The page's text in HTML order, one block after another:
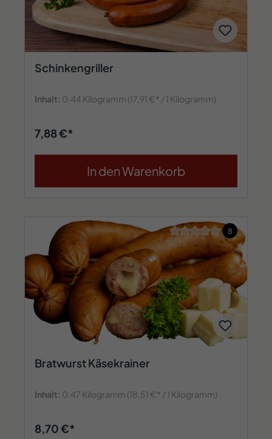
Schinkengriller
Inhalt: 0.44 Kilogramm (17,91 €* / 1 Kilogramm)
7,88 €*
In den Warenkorb
Durchschnittliche
8
Bratwurst Käsekrainer
Inhalt: 0.47 Kilogramm (18,51 €* / 1 Kilogramm)
8,70 €*